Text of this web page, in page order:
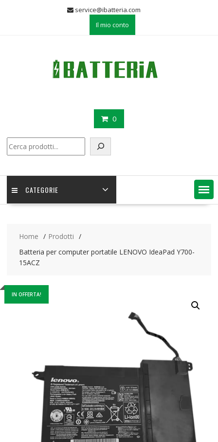
service@ibatteria.com
Il mio conto
0
CATEGORIE
Home
Prodotti
Batteria per computer portatile LENOVO IdeaPad Y700-
15ACZ
IN OFFERTA!